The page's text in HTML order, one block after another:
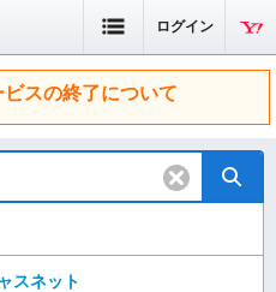
ログイン
スの終了について
スネット